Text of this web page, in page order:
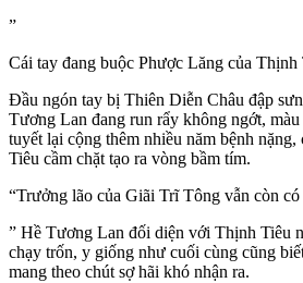
”
Cái tay đang buộc Phược Lăng của
Đầu ngón tay bị Thiên Diễn Châu đập
Tương Lan đang run rẩy không ngớt,
tuyết lại cộng thêm nhiều năm bệnh
Tiêu cầm chặt tạo ra vòng bầm tím.
“Trưởng lão của Giãi Trĩ Tông vẫn còn
” Hề Tương Lan đối diện với Thịnh Tiêu
chạy trốn, y giống như cuối cùng cũng
mang theo chút sợ hãi khó nhận ra.